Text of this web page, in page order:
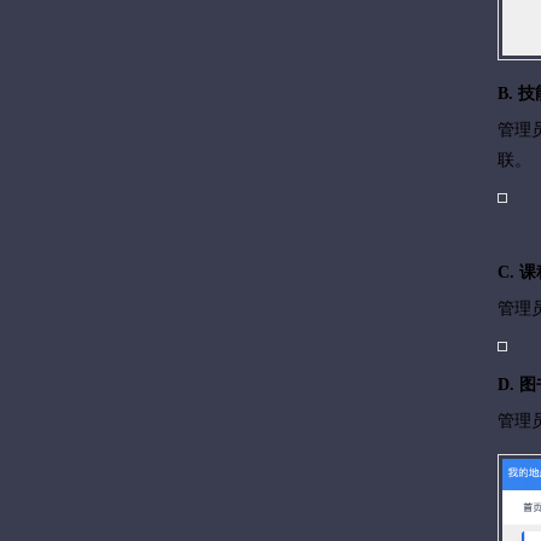
B. 技
管理
联。
C. 课
管理
D. 图
管理